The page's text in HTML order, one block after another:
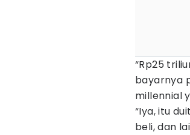
“Rp25
bayarnya
millennial
“Iya, itu
beli, dan